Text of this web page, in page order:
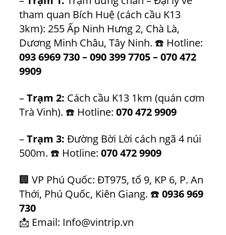
tham quan Bích Huệ (cách cầu K13
3km): 255 Ấp Ninh Hưng 2, Chà Là,
Dương Minh Châu, Tây Ninh. ☎️ Hotline:
093 6969 730–090 399 7705–070 472
9909
–Trạm 2: Cách cầu K13 1km (quán cơm
Trà Vinh). ☎️ Hotline: 070 472 9909
–Trạm 3: Đường Bời Lời cách ngã 4 núi
500m. ☎️ Hotline: 070 472 9909
🏢 VP Phú Quốc: ĐT975, tổ 9, KP 6, P. An
Thới, Phú Quốc, Kiên Giang. ☎️ 0936 969
730
📩 Email: Info@vintrip.vn